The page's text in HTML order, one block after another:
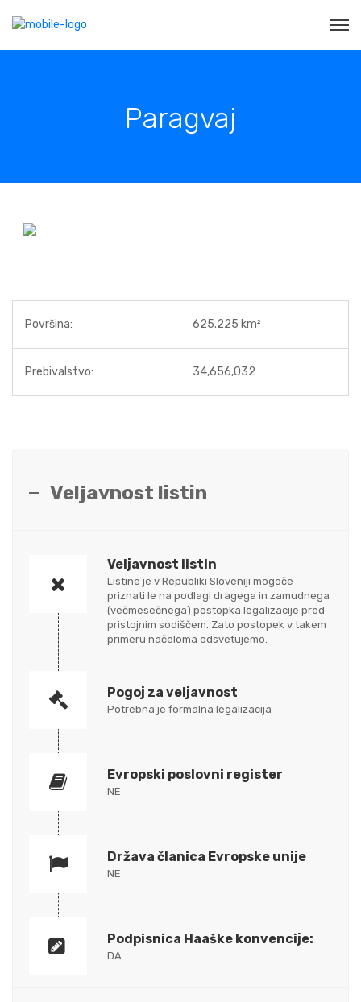
Paragvaj
Površina: 625.225 km²
Prebivalstvo: 34,656,032
Veljavnost listin
Veljavnost listin
Listine je v Republiki Sloveniji mogoče
priznati le na podlagi dragega in zamudnega
(večmesečnega) postopka legalizacije pred
pristojnim sodiščem. Zato postopek v takem
primeru načeloma odsvetujemo.
Pogoj za veljavnost
Potrebna je formalna legalizacija
Evropski poslovni register
NE
Država članica Evropske unije
NE
Podpisnica Haaške konvencije:
DA